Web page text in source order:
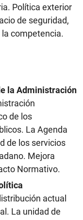
Política exterior
de seguridad,
la competencia.
la Administración
de los
La Agenda
de los servicios
Mejora
Normativo.
actual
La unidad de